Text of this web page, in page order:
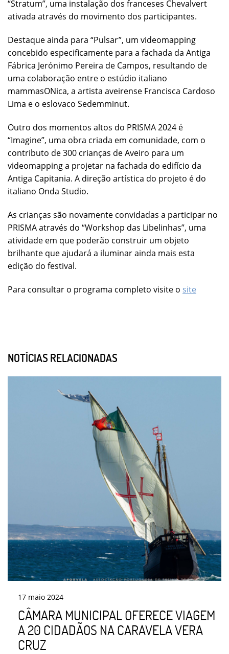
“Stratum”, uma instalação dos franceses Chevalvert
ativada através do movimento dos participantes.
Destaque ainda para “Pulsar”, um videomapping
concebido especificamente para a fachada da Antiga
Fábrica Jerónimo Pereira de Campos, resultando de
uma colaboração entre o estúdio italiano
mammasONica, a artista aveirense Francisca Cardoso
Lima e o eslovaco Sedemminut.
Outro dos momentos altos do PRISMA 2024 é
“Imagine”, uma obra criada em comunidade, com o
contributo de 300 crianças de Aveiro para um
videomapping a projetar na fachada do edifício da
Antiga Capitania. A direção artística do projeto é do
italiano Onda Studio.
As crianças são novamente convidadas a participar no
PRISMA através do “Workshop das Libelinhas”, uma
atividade em que poderão construir um objeto
brilhante que ajudará a iluminar ainda mais esta
edição do festival.
Para consultar o programa completo visite o site
NOTÍCIAS RELACIONADAS
17 maio 2024
CÂMARA MUNICIPAL OFERECE VIAGEM
A 20 CIDADÃOS NA CARAVELA VERA
CRUZ